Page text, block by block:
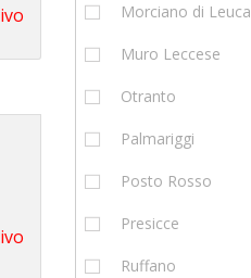
Morciano di Leuca
Muro Leccese
Otranto
Palmariggi
Posto Rosso
Presicce
Ruffano